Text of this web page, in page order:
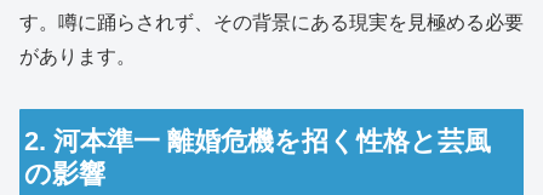
す。噂に踊らされず、その背景にある現実を見極める必要
があります。
2. 河本準一 離婚危機を招く性格と芸風
の影響